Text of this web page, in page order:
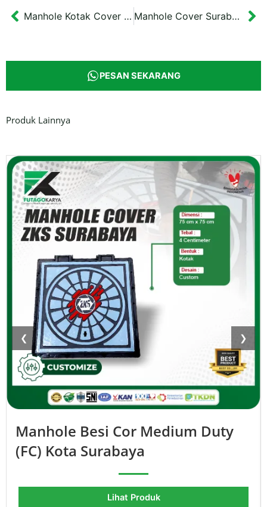
Prev Manhole Kotak Cover Balangan Sanggam Manhole Cover Surabaya Motif Balai Kota
PESAN SEKARANG
Produk Lainnya
❮ ❯
Manhole Besi Cor Medium Duty
(FC) Kota Surabaya
Lihat Produk